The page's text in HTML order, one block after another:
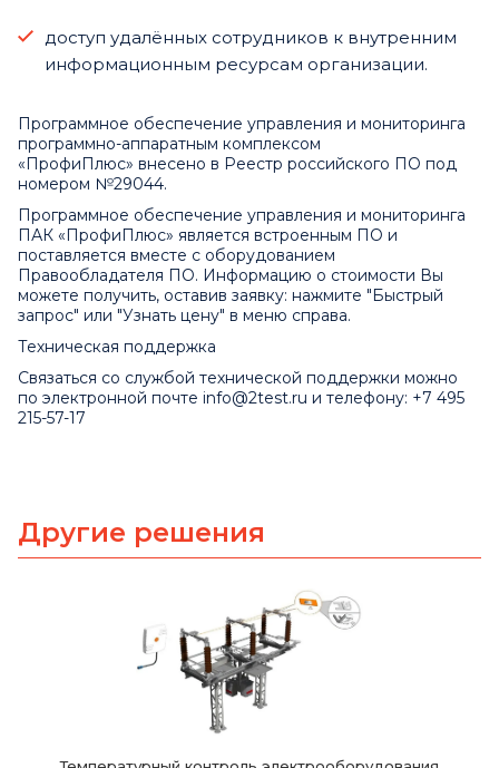
доступ удалённых сотрудников к внутренним
информационным ресурсам организации.
Программное обеспечение управления и мониторинга
программно-аппаратным комплексом
«ПрофиПлюс» внесено в Реестр российского ПО под
номером №29044.
Программное обеспечение управления и мониторинга
ПАК «ПрофиПлюс» является встроенным ПО и
поставляется вместе с оборудованием
Правообладателя ПО. Информацию о стоимости Вы
можете получить, оставив заявку: нажмите "Быстрый
запрос" или "Узнать цену" в меню справа.
Техническая поддержка
Связаться со службой технической поддержки можно
по электронной почте info@2test.ru и телефону: +7 495
215-57-17
Другие решения